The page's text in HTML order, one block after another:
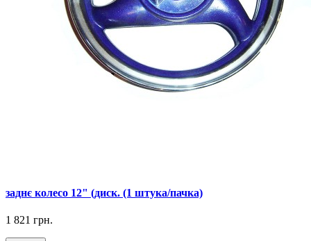
заднє колесо 12" (диск. (1 штука/пачка)
1 821 грн.